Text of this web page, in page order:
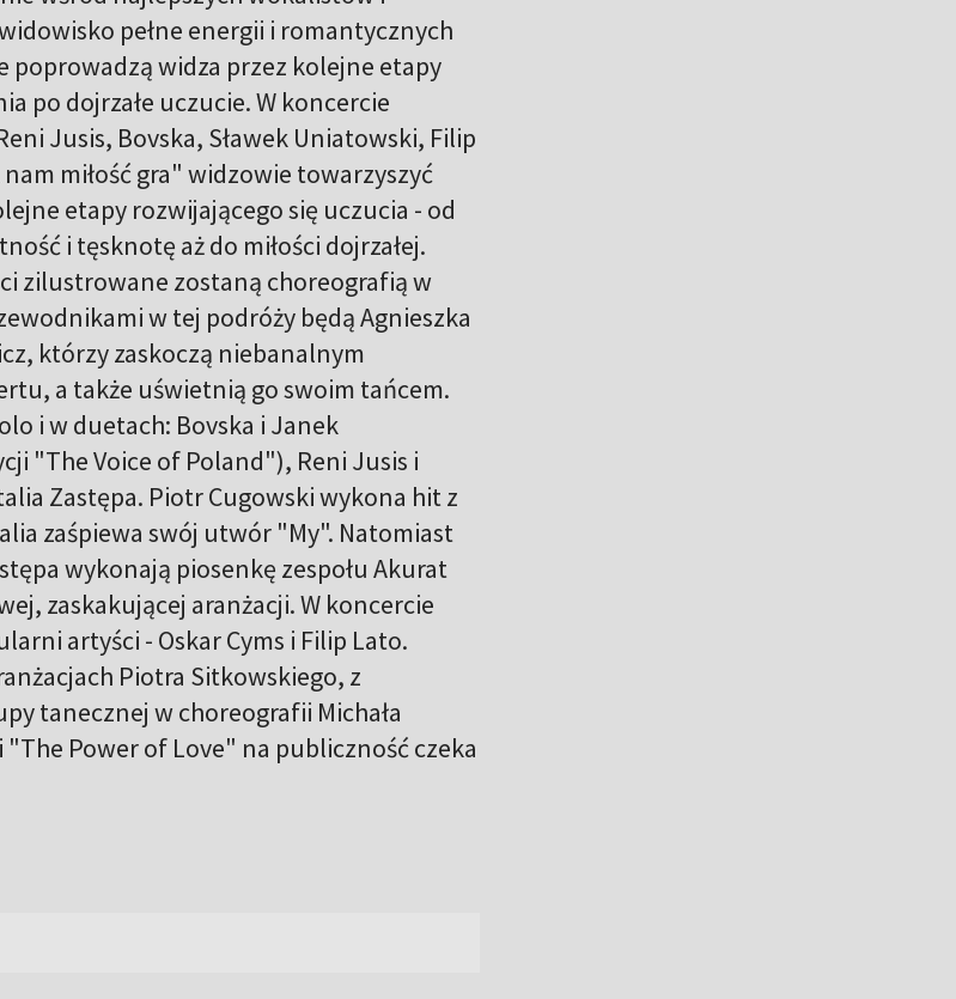
pełne energii i romantycznych
poprowadzą widza przez kolejne etapy
po dojrzałe uczucie. W koncercie
Jusis, Bovska, Sławek Uniatowski, Filip
miłość gra" widzowie towarzyszyć
etapy rozwijającego się uczucia - od
i tęsknotę aż do miłości dojrzałej.
zilustrowane zostaną choreografią w
w tej podróży będą Agnieszka
którzy zaskoczą niebanalnym
a także uświetnią go swoim tańcem.
i w duetach: Bovska i Janek
"The Voice of Poland"), Reni Jusis i
Zastępa. Piotr Cugowski wykona hit z
zaśpiewa swój utwór "My". Natomiast
wykonają piosenkę zespołu Akurat
zaskakującej aranżacji. W koncercie
artyści - Oskar Cyms i Filip Lato.
Piotra Sitkowskiego, z
tanecznej w choreografii Michała
"The Power of Love" na publiczność czeka